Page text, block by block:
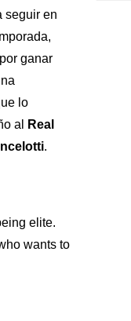
seguir en
ganar
lo
al
Real
.
elite.
wants to